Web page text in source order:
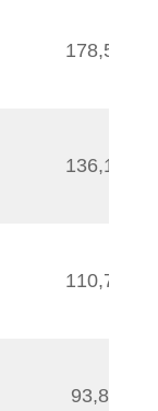
178,54
136,17
110,77
93,85